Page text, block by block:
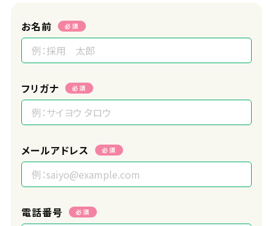
URL
https://efila.co.jp/recruit_top/
お名前 必須
フリガナ 必須
メールアドレス 必須
電話番号 必須